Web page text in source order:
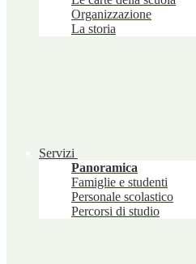
Organizzazione
La storia
Servizi
Panoramica
Famiglie e studenti
Personale scolastico
Percorsi di studio